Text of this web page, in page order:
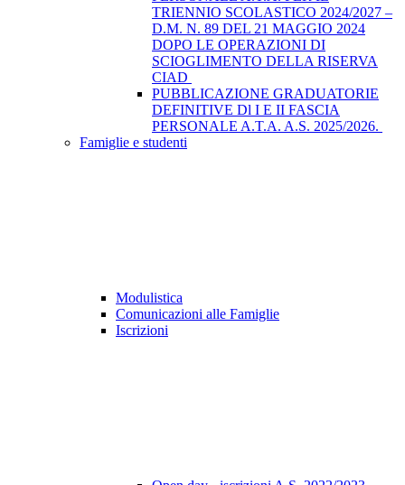
TRIENNIO SCOLASTICO 2024/2027 –
D.M. N. 89 DEL 21 MAGGIO 2024
DOPO LE OPERAZIONI DI
SCIOGLIMENTO DELLA RISERVA
CIAD
PUBBLICAZIONE GRADUATORIE
DEFINITIVE Dl I E II FASCIA
PERSONALE A.T.A. A.S. 2025/2026.
Famiglie e studenti
Modulistica
Comunicazioni alle Famiglie
Iscrizioni